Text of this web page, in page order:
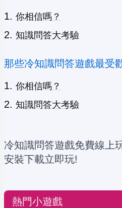
你相信嗎？
知識問答大考驗
那些冷知識問答遊戲最受
你相信嗎？
知識問答大考驗
冷知識問答遊戲免費線上
安裝下載立即玩!
熱門小遊戲